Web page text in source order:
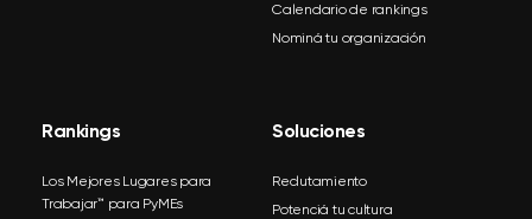
Calendario de rankings
Nominá tu organización
Rankings
Los Mejores Lugares para
Trabajar™ para PyMEs
Soluciones
Reclutamiento
Potenciá tu cultura